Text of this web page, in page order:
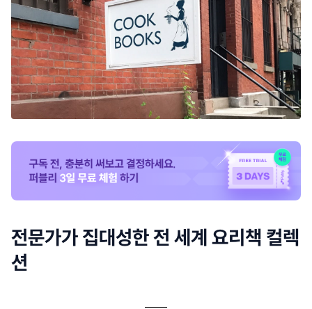
전문가가 집대성한 전 세계 요리책 컬렉
션